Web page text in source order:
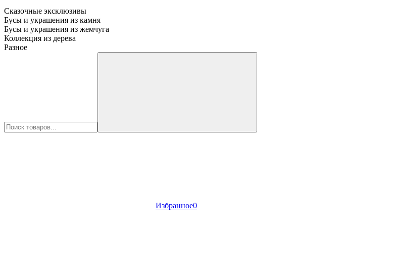
Сказочные эксклюзивы
Бусы и украшения из камня
Бусы и украшения из жемчуга
Коллекция из дерева
Разное
Избранное0